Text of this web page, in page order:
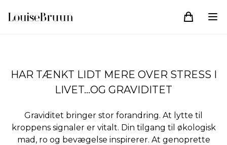
HAR TÆNKT LIDT MERE OVER STRESS I
LIVET...OG GRAVIDITET
Graviditet bringer stor forandring. At lytte til
kroppens signaler er vitalt. Din tilgang til økologisk
mad, ro og bevægelse inspirerer. At genoprette